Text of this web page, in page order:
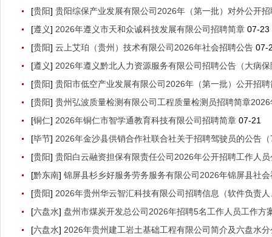
[贵阳] 贵阳综保产业发展有限公司2026年（第一批）对外公开
[遵义] 2026年遵义市天和众诚科技发展有限公司招聘简章 07-23
[贵阳] 云上艾珀（贵州）技术有限公司2026年社会招聘公告 07-
[遵义] 2026年遵义黔北人力资源服务有限公司招聘公告（大病
[贵阳] 贵阳市低空产业发展有限公司2026年（第一批）公开招
[贵阳] 贵州弘波质量检测有限公司工程质量检测员招聘简章
[铜仁] 2026年铜仁市智学通教育科技有限公司招聘简章 07-21
[毕节] 2026年金沙县供销合作社联合社关于招聘驾驶员的公告
[贵阳] 贵阳白云融资担保有限责任公司2026年公开招聘工作人
[黔东南] 锦屏县杉乡好服务劳务服务有限公司2026年锦屏县社
[贵阳] 2026年贵州华云智汇科技有限公司招聘信息（软件负责
[六盘水] 盘州市煤炭开发总公司2026年招聘5名工作人员工作方
[六盘水] 2026年贵州建工岩土基础工程有限公司简介及六盘水